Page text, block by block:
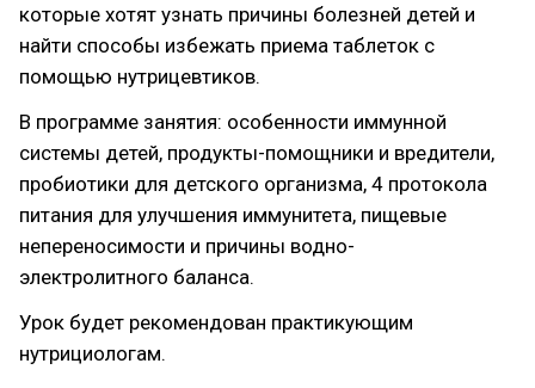
которые хотят узнать причины болезней детей и
найти способы избежать приема таблеток с
помощью нутрицевтиков.
В программе занятия: особенности иммунной
системы детей, продукты-помощники и вредители,
пробиотики для детского организма, 4 протокола
питания для улучшения иммунитета, пищевые
непереносимости и причины водно-
электролитного баланса.
Урок будет рекомендован практикующим
нутрициологам.